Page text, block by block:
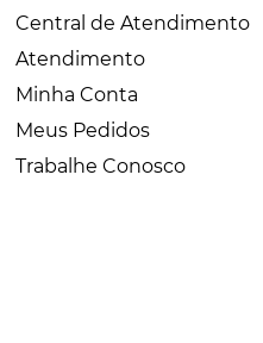
Central de Atendimento
Atendimento
Minha Conta
Meus Pedidos
Trabalhe Conosco